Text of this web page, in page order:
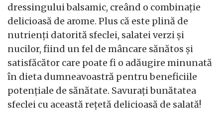
dressingului balsamic, creând o combinație
delicioasă de arome. Plus că este plină de
nutrienți datorită sfeclei, salatei verzi și
nucilor, fiind un fel de mâncare sănătos și
satisfăcător care poate fi o adăugire minunată
în dieta dumneavoastră pentru beneficiile
potențiale de sănătate. Savurați bunătatea
sfeclei cu această rețetă delicioasă de salată!